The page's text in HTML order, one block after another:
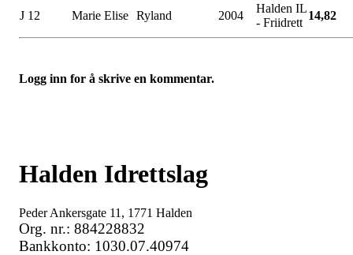
J 12 Marie Elise Ryland 2004
Halden IL
- Friidrett
14,82
Logg inn for å skrive en kommentar.
Halden Idrettslag
Peder Ankersgate 11, 1771 Halden
Org. nr.: 884228832
Bankkonto: 1030.07.40974